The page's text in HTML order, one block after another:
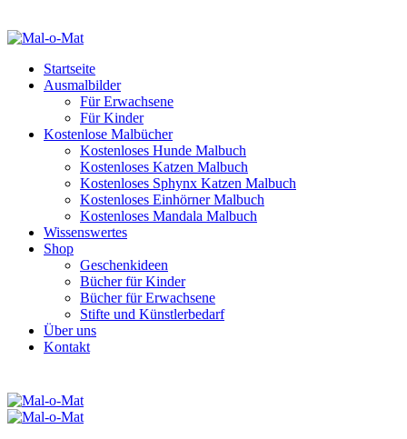
Startseite
Ausmalbilder
Für Erwachsene
Für Kinder
Kostenlose Malbücher
Kostenloses Hunde Malbuch
Kostenloses Katzen Malbuch
Kostenloses Sphynx Katzen Malbuch
Kostenloses Einhörner Malbuch
Kostenloses Mandala Malbuch
Wissenswertes
Shop
Geschenkideen
Bücher für Kinder
Bücher für Erwachsene
Stifte und Künstlerbedarf
Über uns
Kontakt